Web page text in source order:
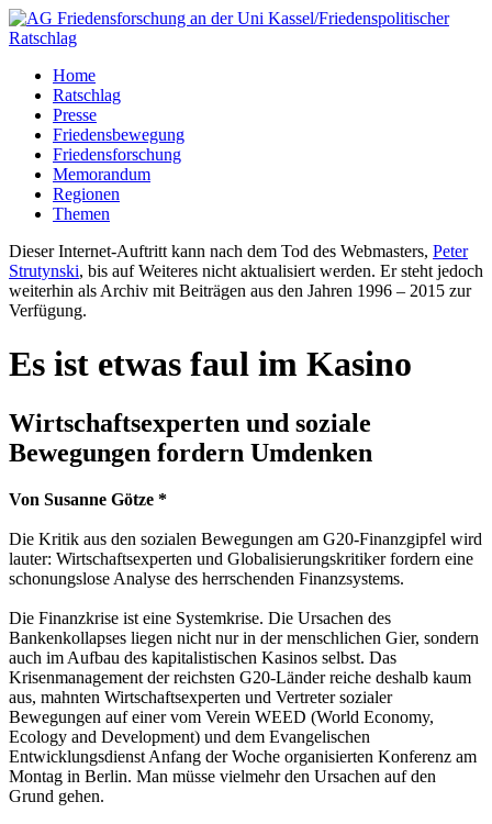
Home
Ratschlag
Presse
Friedensbewegung
Friedensforschung
Memorandum
Regionen
Themen
Dieser Internet-Auftritt kann nach dem Tod des Webmasters, Peter
Strutynski, bis auf Weiteres nicht aktualisiert werden. Er steht jedoch
weiterhin als Archiv mit Beiträgen aus den Jahren 1996 – 2015 zur
Verfügung.
Es ist etwas faul im Kasino
Wirtschaftsexperten und soziale
Bewegungen fordern Umdenken
Von Susanne Götze *
Die Kritik aus den sozialen Bewegungen am G20-Finanzgipfel wird
lauter: Wirtschaftsexperten und Globalisierungskritiker fordern eine
schonungslose Analyse des herrschenden Finanzsystems.
Die Finanzkrise ist eine Systemkrise. Die Ursachen des
Bankenkollapses liegen nicht nur in der menschlichen Gier, sondern
auch im Aufbau des kapitalistischen Kasinos selbst. Das
Krisenmanagement der reichsten G20-Länder reiche deshalb kaum
aus, mahnten Wirtschaftsexperten und Vertreter sozialer
Bewegungen auf einer vom Verein WEED (World Economy,
Ecology and Development) und dem Evangelischen
Entwicklungsdienst Anfang der Woche organisierten Konferenz am
Montag in Berlin. Man müsse vielmehr den Ursachen auf den
Grund gehen.